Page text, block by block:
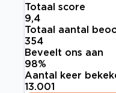
Totaal score
9,4
Totaal aantal
354
Beveelt ons aan
98%
Aantal keer
13.001